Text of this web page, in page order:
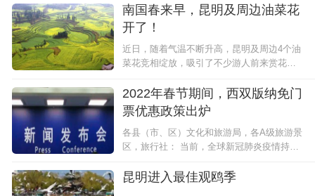
大湾景区对迪庆州户籍人员实行半票；雾浓
顶、飞来寺、明永冰川、雨崩等对迪庆州户
籍人...
南国春来早，昆明及周边油菜花
开了！
近日，随着气温不断升高，昆明及周边4个油
菜花竞相绽放，吸引了不少游人前来赏花拍
巨朵村的油菜花已经展现出它浪漫的美景。
巨朵村首批油菜花开正艳进入赏花期，大地
一片金....
2022年春节期间，西双版纳免门
票优惠政策出炉
各县（市、区）文化和旅游局，各A级旅游景
区，旅行社： 当前，全球新冠肺炎疫情持续
贯彻落实“外防输入、内防反弹、严防外传”防
昆明进入最佳观鸥季